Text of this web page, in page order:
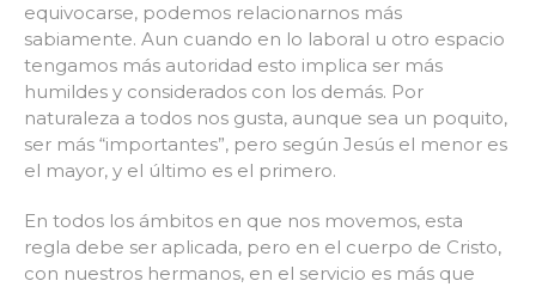
equivocarse, podemos relacionarnos más
sabiamente. Aun cuando en lo laboral u otro espacio
tengamos más autoridad esto implica ser más
humildes y considerados con los demás. Por
naturaleza a todos nos gusta, aunque sea un poquito,
ser más “importantes”, pero según Jesús el menor es
el mayor, y el último es el primero.
En todos los ámbitos en que nos movemos, esta
regla debe ser aplicada, pero en el cuerpo de Cristo,
con nuestros hermanos, en el servicio es más que